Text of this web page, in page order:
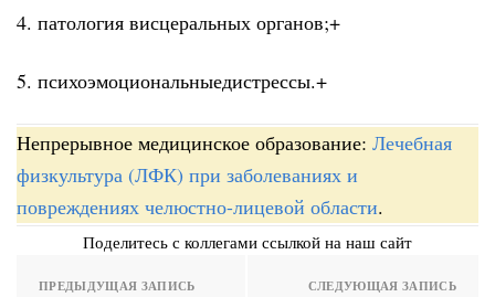
4. патология висце­ральных органов;+
5. психоэмоциональныедистрессы.+
Непрерывное медицинское образование: Лечебная
физкультура (ЛФК) при заболеваниях и
повреждениях челюстно-лицевой области.
Поделитесь с коллегами ссылкой на наш сайт
ПРЕДЫДУЩАЯ ЗАПИСЬ СЛЕДУЮЩАЯ ЗАПИСЬ